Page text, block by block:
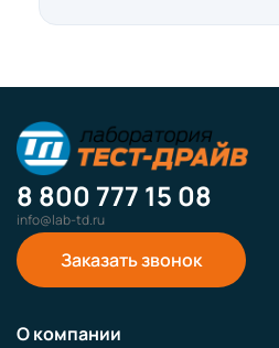
8 800 777 15 08
info@lab-td.ru
Заказать звонок
О компании